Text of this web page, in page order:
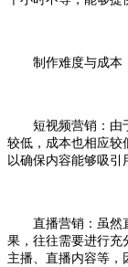
制作难度与成本
短视频营销：由于
较低，成本也相应较
以确保内容能够吸引
直播营销：虽然直
果，往往需要进行充
主播、直播内容等，